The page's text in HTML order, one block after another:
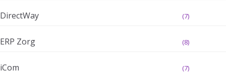
DirectWay (7)
ERP Zorg (8)
iCom (7)